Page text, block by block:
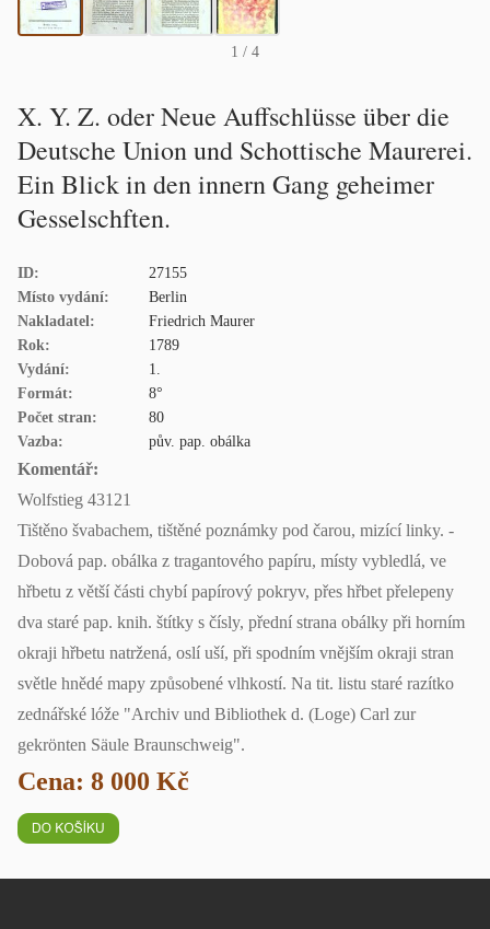
1 / 4
X. Y. Z. oder Neue Auffschlüsse über die
Deutsche Union und Schottische Maurerei.
Ein Blick in den innern Gang geheimer
Gesselschften.
ID:
27155
Místo vydání:
Berlin
Nakladatel:
Friedrich Maurer
Rok:
1789
Vydání:
1.
Formát:
8°
Počet stran:
80
Vazba:
pův. pap. obálka
Komentář:
Wolfstieg 43121
Tištěno švabachem, tištěné poznámky pod čarou, mizící linky. -
Dobová pap. obálka z tragantového papíru, místy vybledlá, ve
hřbetu z větší části chybí papírový pokryv, přes hřbet přelepeny
dva staré pap. knih. štítky s čísly, přední strana obálky při horním
okraji hřbetu natržená, oslí uší, při spodním vnějším okraji stran
světle hnědé mapy způsobené vlhkostí. Na tit. listu staré razítko
zednářské lóže "Archiv und Bibliothek d. (Loge) Carl zur
gekrönten Säule Braunschweig".
Cena: 8 000 Kč